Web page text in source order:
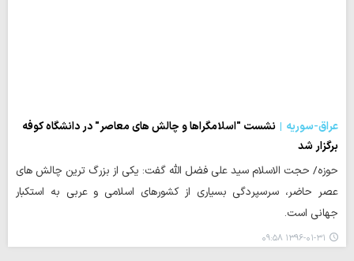
عراق-سوریه
نشست "اسلامگراها و چالش های معاصر" در دانشگاه کوفه
برگزار شد
حوزه/ حجت الاسلام سید علی فضل الله گفت: یکی از بزرگ ترین چالش های
عصر حاضر، سرسپردگی بسیاری از کشورهای اسلامی و عربی به استکبار
جهانی است.
۱۳۹۶-۰۱-۳۱ ۰۹:۵۸